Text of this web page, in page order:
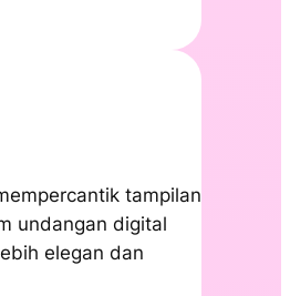
tampilan
undangan digital
elegan dan